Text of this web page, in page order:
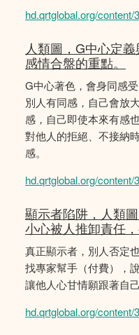
hd.qrtglobal.org/content/
人類圖，G中心定
感情合盤的重點。
G中心著色，會身同感
別人有同感，自己會放
感，自己即使本來有感
對他人的拒絕、不接納
感。
hd.qrtglobal.org/content/
顯示者陷阱，人類
小心被人推卸責任
真正顯示者，別人否定
找專家幫手（付費），
讓他人心甘情願跟著自己
hd.qrtglobal.org/content/